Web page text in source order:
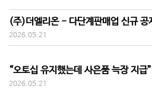
(주)더엘리온 - 다단계판매업 신규 공
2026.05.21
“오토십 유지했는데 사은품 늑장 지급”
2026.05.21